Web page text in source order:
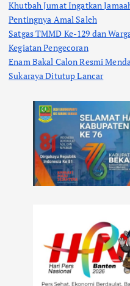
Khutbah Jumat Ingatkan
Pentingnya Amal Saleh
Satgas TMMD Ke-129 dan
Kegiatan Pengecoran
Enam Bakal Calon Resmi
Sukaraya Ditutup Lancar